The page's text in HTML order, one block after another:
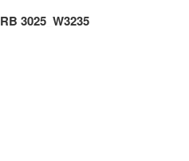
RB 3025_W3235